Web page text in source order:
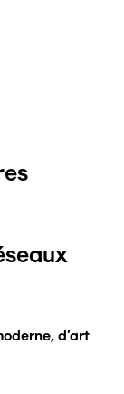
d'art